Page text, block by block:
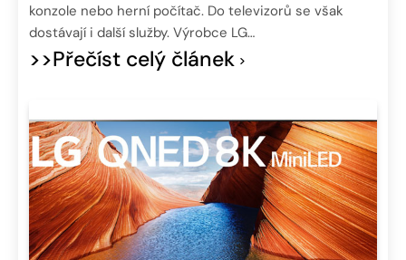
konzole nebo herní počítač. Do televizorů se však
dostávají i další služby. Výrobce LG…
>>Přečíst celý článek